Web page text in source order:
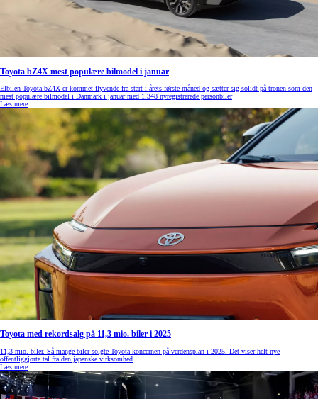
Toyota bZ4X mest populære bilmodel i januar
Elbilen Toyota bZ4X er kommet flyvende fra start i årets første måned og sætter sig solidt på tronen som den
mest populære bilmodel i Danmark i januar med 1.348 nyregistrerede personbiler
Læs mere
Toyota med rekordsalg på 11,3 mio. biler i 2025
11,3 mio. biler. Så mange biler solgte Toyota-koncernen på verdensplan i 2025. Det viser helt nye
offentliggjorte tal fra den japanske virksomhed
Læs mere